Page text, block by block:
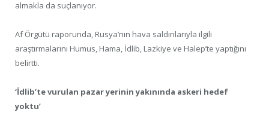
almakla da suçlanıyor.
Af Örgütü raporunda, Rusya’nın hava saldırılarıyla ilgili
araştırmalarını Humus, Hama, İdlib, Lazkiye ve Halep’te yaptığını
belirtti.
‘İdlib’te vurulan pazar yerinin yakınında askeri hedef
yoktu’